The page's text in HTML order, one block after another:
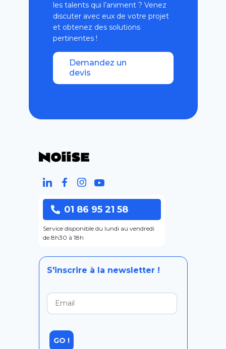
les talents qui l’animent ? Venez
discuter avec eux de votre projet
et obtenez des solutions
pertinentes !
Demandez un
devis
01 86 95 21 58
Service disponible du lundi au vendredi
de 8h30 à 18h
S'inscrire à la newsletter !